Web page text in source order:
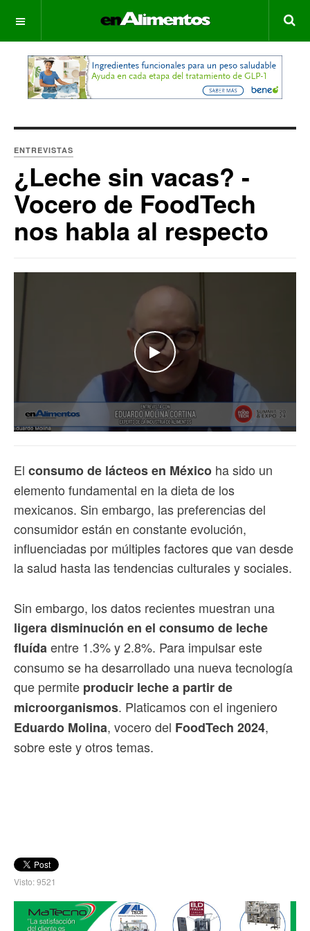
OFF CANVAS
ENTREVISTAS
¿Leche sin vacas? -
Vocero de FoodTech
nos habla al respecto
WATCH THE VIDEO
El consumo de lácteos en México ha sido un
elemento fundamental en la dieta de los
mexicanos. Sin embargo, las preferencias del
consumidor están en constante evolución,
influenciadas por múltiples factores que van desde
la salud hasta las tendencias culturales y sociales.
Sin embargo, los datos recientes muestran una
ligera disminución en el consumo de leche
fluídaentre 1.3% y 2.8%. Para impulsar este
consumo se ha desarrollado una nueva tecnología
que permite producir leche a partir de
microorganismos. Platicamos con el ingeniero
Eduardo Molina, vocero del FoodTech 2024,
sobre este y otros temas.
Visto: 9521